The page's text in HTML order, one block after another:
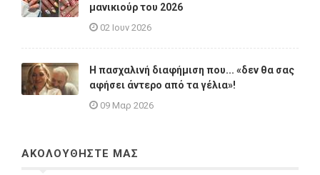
μανικιούρ του 2026
02 Ιουν 2026
Η πασχαλινή διαφήμιση που... «δεν θα σας
αφήσει άντερο από τα γέλια»!
09 Μαρ 2026
ΑΚΟΛΟΥΘΗΣΤΕ ΜΑΣ